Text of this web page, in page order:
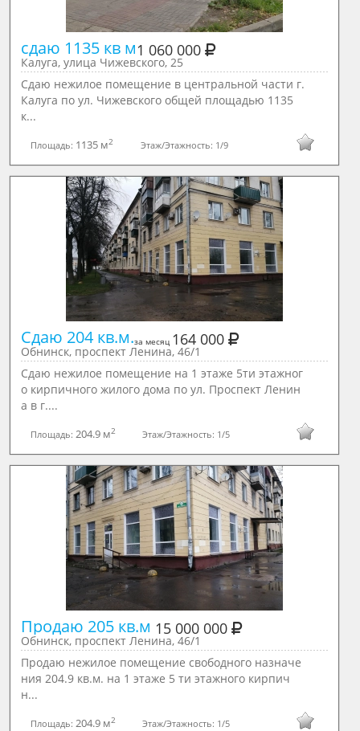
сдаю 1135 кв м1 060 000
Калуга, улица Чижевского, 25
Сдаю нежилое помещение в центральной части г.
Калуга по ул. Чижевского общей площадью 1135
к...
Площадь: 1135 м2 Этаж/Этажность: 1/9
Сдаю 204 кв.м.за месяц 164 000
Обнинск, проспект Ленина, 46/1
Сдаю нежилое помещение на 1 этаже 5ти этажног
о кирпичного жилого дома по ул. Проспект Ленин
а в г....
Площадь: 204.9 м2 Этаж/Этажность: 1/5
Продаю 205 кв.м 15 000 000
Обнинск, проспект Ленина, 46/1
Продаю нежилое помещение свободного назначе
ния 204.9 кв.м. на 1 этаже 5 ти этажного кирпич
н...
Площадь: 204.9 м2 Этаж/Этажность: 1/5